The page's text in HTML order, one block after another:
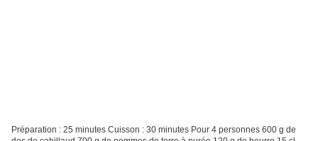
Préparation : 25 minutes Cuisson : 30 minutes Pour 4 personnes 600 g de